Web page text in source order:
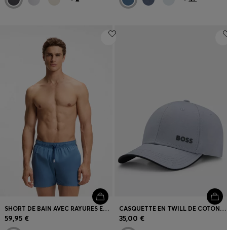
SHORT DE BAIN AVEC RAYURES EMBLÉMATIQUES ET LOGO
59,95 €
CASQUETTE EN TWILL DE COTON AVEC LOGO IMPRIMÉ
35,00 €